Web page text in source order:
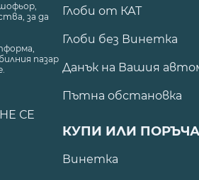
за да
пазар
СЕ
Глоби от КАТ
Глоби без Винетка
Данък на Вашия
Пътна обстановка
КУПИ ИЛИ
Винетка